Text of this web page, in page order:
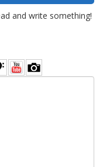
and write something!